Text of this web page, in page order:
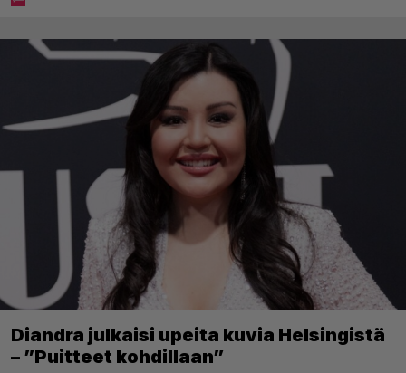
Diandra julkaisi upeita kuvia Helsingistä
– ”Puitteet kohdillaan”